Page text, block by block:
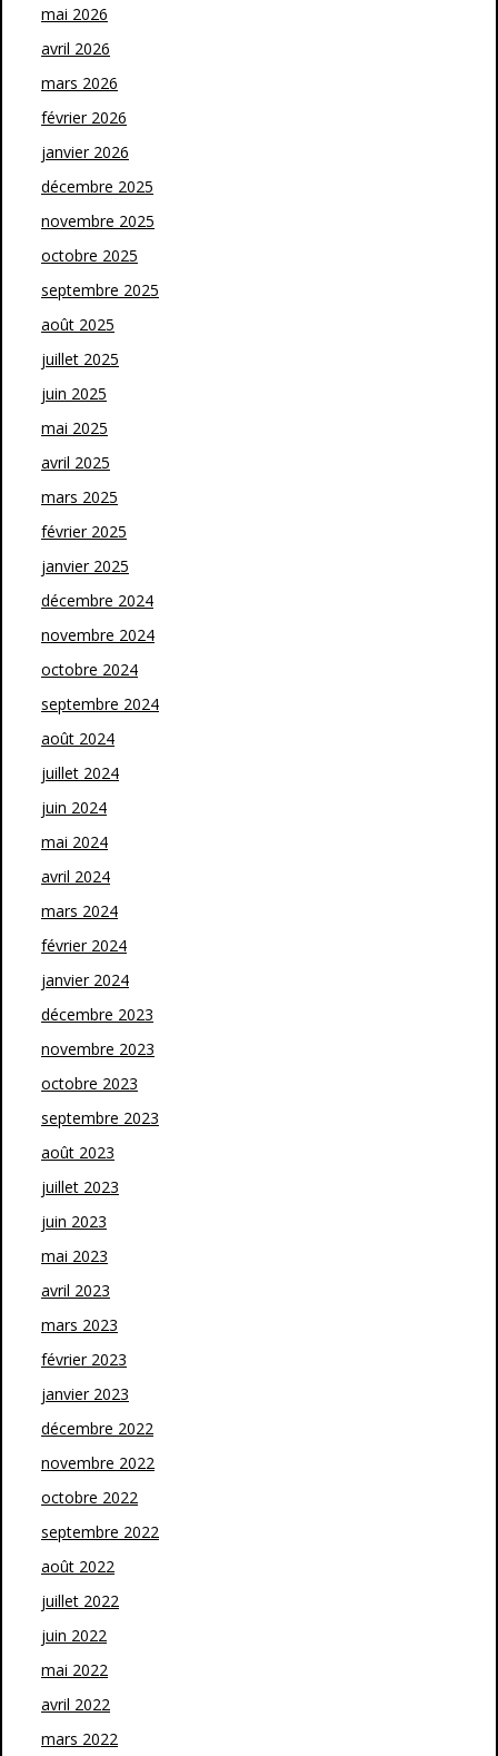
mai 2026
avril 2026
mars 2026
février 2026
janvier 2026
décembre 2025
novembre 2025
octobre 2025
septembre 2025
août 2025
juillet 2025
juin 2025
mai 2025
avril 2025
mars 2025
février 2025
janvier 2025
décembre 2024
novembre 2024
octobre 2024
septembre 2024
août 2024
juillet 2024
juin 2024
mai 2024
avril 2024
mars 2024
février 2024
janvier 2024
décembre 2023
novembre 2023
octobre 2023
septembre 2023
août 2023
juillet 2023
juin 2023
mai 2023
avril 2023
mars 2023
février 2023
janvier 2023
décembre 2022
novembre 2022
octobre 2022
septembre 2022
août 2022
juillet 2022
juin 2022
mai 2022
avril 2022
mars 2022